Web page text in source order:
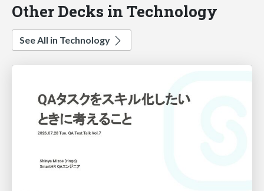
Other Decks in Technology
See All in Technology